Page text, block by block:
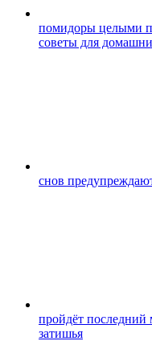
помидоры целыми
советы для
снов
пройдёт последний
затишья